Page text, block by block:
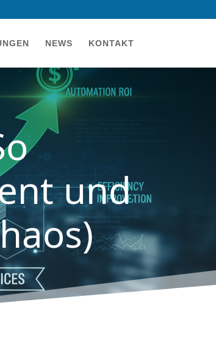
NEWS KONTAKT
und